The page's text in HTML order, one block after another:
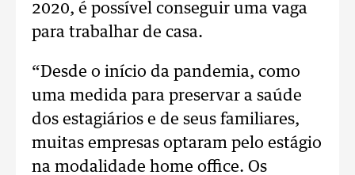
2020, é possível conseguir uma vaga
para trabalhar de casa.
“Desde o início da pandemia, como
uma medida para preservar a saúde
dos estagiários e de seus familiares,
muitas empresas optaram pelo estágio
na modalidade home office. Os